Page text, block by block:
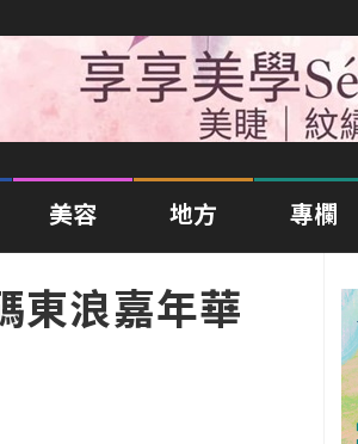
美容 地方 專欄
東浪嘉年華